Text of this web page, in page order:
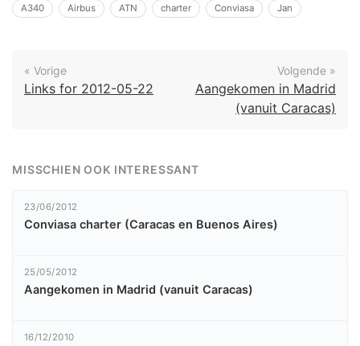
A340 Airbus ATN charter Conviasa Jan
« Vorige
Links for 2012-05-22
Volgende »
Aangekomen in Madrid
(vanuit Caracas)
MISSCHIEN OOK INTERESSANT
23/06/2012
Conviasa charter (Caracas en Buenos Aires)
25/05/2012
Aangekomen in Madrid (vanuit Caracas)
16/12/2010